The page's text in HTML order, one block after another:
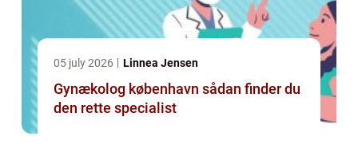
05 july 2026 Linnea Jensen
Gynækolog københavn sådan finder du
den rette specialist